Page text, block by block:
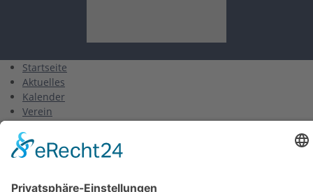
Startseite
Aktuelles
Kalender
Verein
Training
Gruppen
Sport